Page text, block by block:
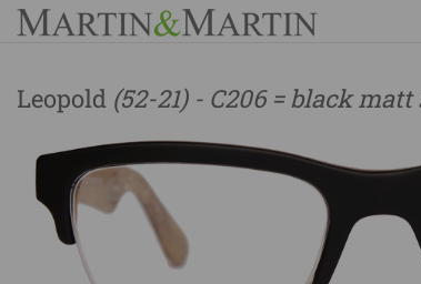
Leopold (52-21) - C206 = black matt